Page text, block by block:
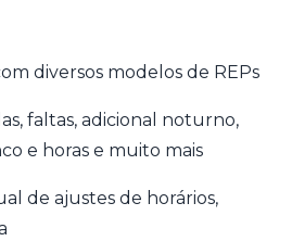
diversos modelos de REPs
faltas, adicional noturno,
e horas e muito mais
de ajustes de horários,